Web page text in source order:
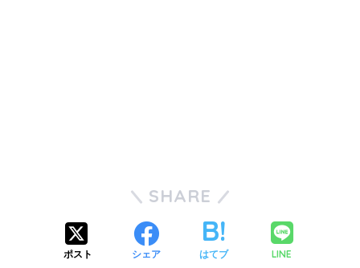
SHARE
ポスト シェア はてブ LINE